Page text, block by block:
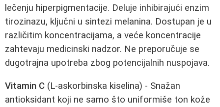
lečenju hiperpigmentacije. Deluje inhibirajući enzim
tirozinazu, ključni u sintezi melanina. Dostupan je u
različitim koncentracijama, a veće koncentracije
zahtevaju medicinski nadzor. Ne preporučuje se
dugotrajna upotreba zbog potencijalnih nuspojava.
Vitamin C (L-askorbinska kiselina) - Snažan
antioksidant koji ne samo što uniformiše ton kože